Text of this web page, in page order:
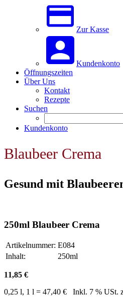
Zur Kasse
Kundenkonto
Öffnungszeiten
Über Uns
Kontakt
Rezepte
Suchen
Kundenkonto
Blaubeer Crema
Gesund mit
250ml Blaubeer Crema
Artikelnummer: E084
Inhalt:
250ml
11,85 €
0,25 l, 1 l = 47,40 €
Inkl. 7 % USt.